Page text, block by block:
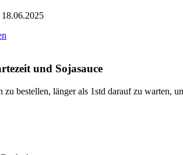
18.06.2025
und Sojasauce
zu bestellen, länger als 1std darauf zu warten,